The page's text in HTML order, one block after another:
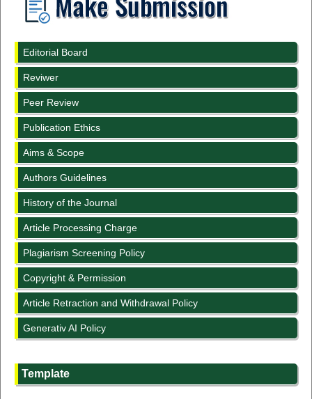
Editorial Board
Reviwer
Peer Review
Publication Ethics
Aims & Scope
Authors Guidelines
History of the Journal
Article Processing Charge
Plagiarism Screening Policy
Copyright & Permission
Article Retraction and Withdrawal Policy
Generativ AI Policy
Template